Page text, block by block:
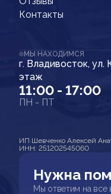
Контакты
МЫ НАХОДИМСЯ
г. Владивосток, ул.
этаж
11:00 - 17:00
ПН - ПТ
ИП Шевченко Алексей
ИНН: 251202545060
Нужна
Мы ответим на